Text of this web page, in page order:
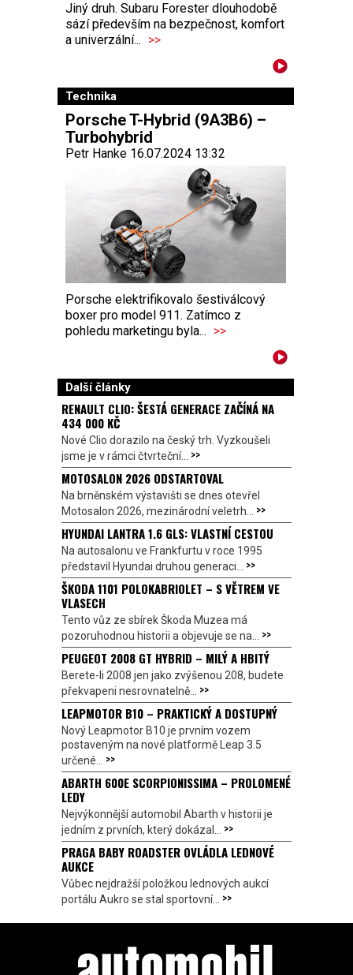
Jiný druh. Subaru Forester dlouhodobě
sází především na bezpečnost, komfort
a univerzální... >>
Technika
Porsche T-Hybrid (9A3B6) –
Turbohybrid
Petr Hanke 16.07.2024 13:32
Porsche elektrifikovalo šestiválcový
boxer pro model 911. Zatímco z
pohledu marketingu byla... >>
Další články
RENAULT CLIO: ŠESTÁ GENERACE ZAČÍNÁ NA
434 000 KČ
Nové Clio dorazilo na český trh. Vyzkoušeli
jsme je v rámci čtvrteční... >>
MOTOSALON 2026 ODSTARTOVAL
Na brněnském výstavišti se dnes otevřel
Motosalon 2026, mezinárodní veletrh... >>
HYUNDAI LANTRA 1.6 GLS: VLASTNÍ CESTOU
Na autosalonu ve Frankfurtu v roce 1995
představil Hyundai druhou generaci... >>
ŠKODA 1101 POLOKABRIOLET – S VĚTREM VE
VLASECH
Tento vůz ze sbírek Škoda Muzea má
pozoruhodnou historii a objevuje se na... >>
PEUGEOT 2008 GT HYBRID – MILÝ A HBITÝ
Berete-li 2008 jen jako zvýšenou 208, budete
překvapeni nesrovnatelně... >>
LEAPMOTOR B10 – PRAKTICKÝ A DOSTUPNÝ
Nový Leapmotor B10 je prvním vozem
postaveným na nové platformě Leap 3.5
určené... >>
ABARTH 600E SCORPIONISSIMA – PROLOMENÉ
LEDY
Nejvýkonnější automobil Abarth v historii je
jedním z prvních, který dokázal... >>
PRAGA BABY ROADSTER OVLÁDLA LEDNOVÉ
AUKCE
Vůbec nejdražší položkou lednových aukcí
portálu Aukro se stal sportovní... >>